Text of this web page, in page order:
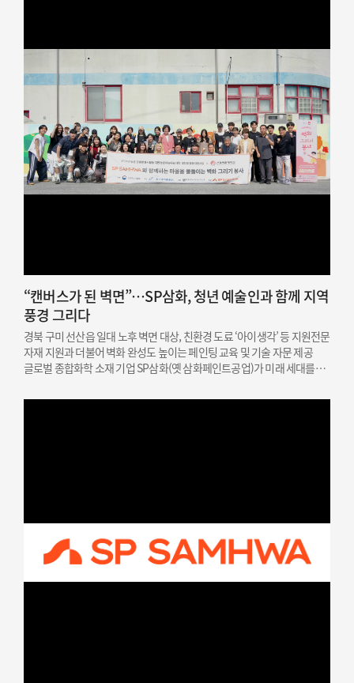
“캔버스가 된 벽면”…SP삼화, 청년 예술인과 함께 지역
풍경 그리다
경북 구미 선산읍 일대 노후 벽면 대상, 친환경 도료 ‘아이생각’ 등 지원전문
자재 지원과 더불어 벽화 완성도 높이는 페인팅 교육 및 기술 자문 제공
글로벌 종합화학 소재 기업 SP삼화(옛 삼화페인트공업)가 미래 세대를
성공적으로 마쳤다고 밝혔다. SP삼화는…